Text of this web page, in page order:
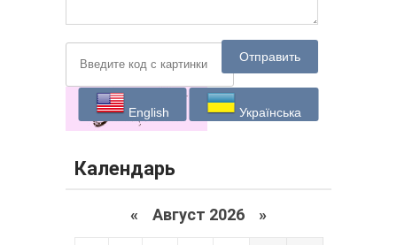
Отправить
English Українська
Календарь
« Август 2026 »